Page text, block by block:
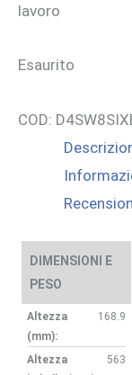
lavoro
Esaurito
COD:
DIMENSIONI E
PESO
Altezza
(mm):
168.9
Altezza
563